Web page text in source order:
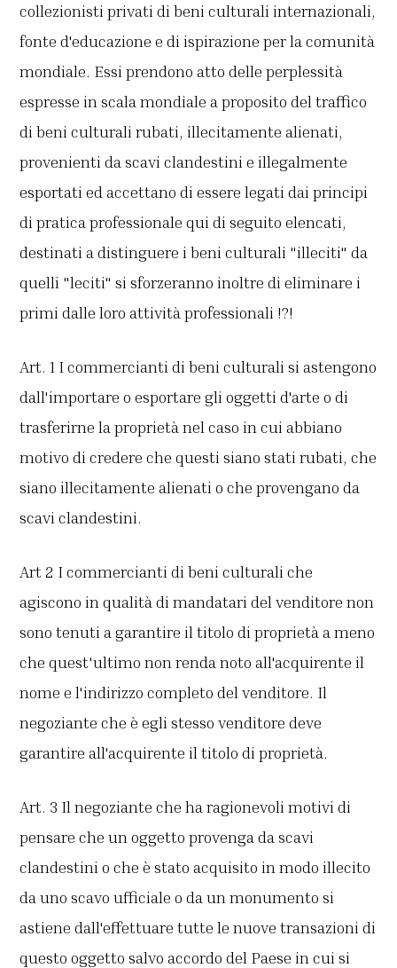
collezionisti privati di beni culturali internazionali,
fonte d'educazione e di ispirazione per la comunità
mondiale. Essi prendono atto delle perplessità
espresse in scala mondiale a proposito del traffico
di beni culturali rubati, illecitamente alienati,
provenienti da scavi clandestini e illegalmente
esportati ed accettano di essere legati dai principi
di pratica professionale qui di seguito elencati,
destinati a distinguere i beni culturali "illeciti" da
quelli "leciti" si sforzeranno inoltre di eliminare i
primi dalle loro attività professionali !?!
Art. 1 I commercianti di beni culturali si astengono
dall'importare o esportare gli oggetti d'arte o di
trasferirne la proprietà nel caso in cui abbiano
motivo di credere che questi siano stati rubati, che
siano illecitamente alienati o che provengano da
scavi clandestini.
Art 2 I commercianti di beni culturali che
agiscono in qualità di mandatari del venditore non
sono tenuti a garantire il titolo di proprietà a meno
che quest'ultimo non renda noto all'acquirente il
nome e l'indirizzo completo del venditore. Il
negoziante che è egli stesso venditore deve
garantire all'acquirente il titolo di proprietà.
Art. 3 Il negoziante che ha ragionevoli motivi di
pensare che un oggetto provenga da scavi
clandestini o che è stato acquisito in modo illecito
da uno scavo ufficiale o da un monumento si
astiene dall'effettuare tutte le nuove transazioni di
questo oggetto salvo accordo del Paese in cui si